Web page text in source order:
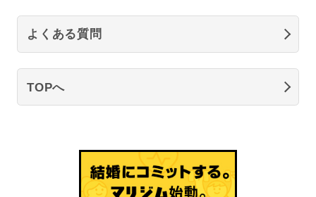
よくある質問
TOPへ